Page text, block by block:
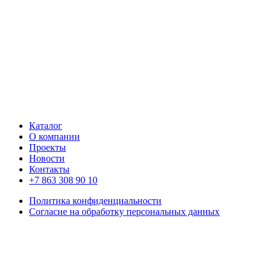
Каталог
О компании
Проекты
Новости
Контакты
+7 863 308 90 10
Политика конфиденциальности
Согласие на обработку персональных данных